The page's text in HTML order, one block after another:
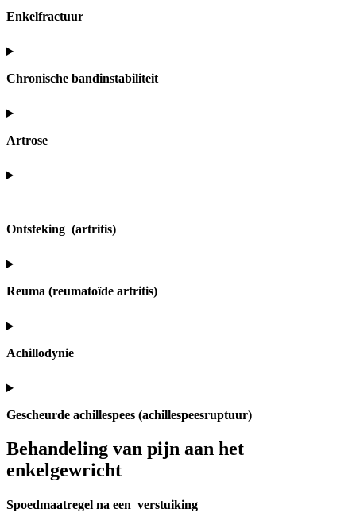
Enkelfractuur
Chronische bandinstabiliteit
Artrose
Ontsteking (artritis)
Reuma (reumatoïde artritis)
Achillodynie
Gescheurde achillespees (achillespeesruptuur)
Behandeling van pijn aan het
enkelgewricht
Spoedmaatregel na een verstuiking